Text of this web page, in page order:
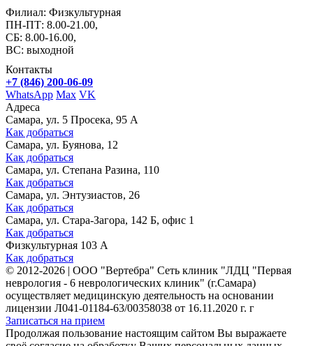
Филиал: Физкультурная
ПН-ПТ: 8.00-21.00,
СБ: 8.00-16.00,
ВС: выходной
Контакты
+7 (846) 200-06-09
WhatsApp Max VK
Адреса
Самара, ул. 5 Просека, 95 А
Как добраться
Самара, ул. Буянова, 12
Как добраться
Самара, ул. Степана Разина, 110
Как добраться
Самара, ул. Энтузиастов, 26
Как добраться
Самара, ул. Стара-Загора, 142 Б, офис 1
Как добраться
Физкультурная 103 А
Как добраться
© 2012-2026 | ООО "Вертебра" Сеть клиник "ЛДЦ "Первая
неврология - 6 неврологических клиник" (г.Самара)
осуществляет медицинскую деятельность на основании
лицензии Л041-01184-63/00358038 от 16.11.2020 г. г
Записаться на прием
Продолжая пользование настоящим сайтом Вы выражаете